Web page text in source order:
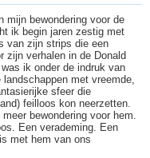
mijn bewondering voor de
ik begin jaren zestig met
van zijn strips die een
zijn verhalen in de Donald
ik onder de indruk van
met vreemde,
sfeer die
feilloos kon neerzetten.
bewondering voor hem.
Een verademing. Een
met hem van ons